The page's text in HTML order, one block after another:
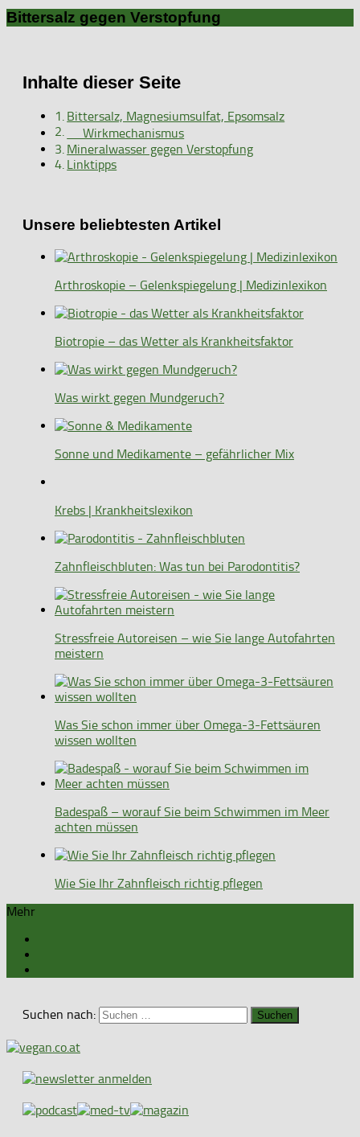
Bittersalz gegen Verstopfung
Inhalte dieser Seite
Bittersalz, Magnesiumsulfat, Epsomsalz
Wirkmechanismus
Mineralwasser gegen Verstopfung
Linktipps
Unsere beliebtesten Artikel
Arthroskopie – Gelenkspiegelung | Medizinlexikon
Biotropie – das Wetter als Krankheitsfaktor
Was wirkt gegen Mundgeruch?
Sonne und Medikamente – gefährlicher Mix
Krebs | Krankheitslexikon
Zahnfleischbluten: Was tun bei Parodontitis?
Stressfreie Autoreisen – wie Sie lange Autofahrten
meistern
Was Sie schon immer über Omega-3-Fettsäuren
wissen wollten
Badespaß – worauf Sie beim Schwimmen im Meer
achten müssen
Wie Sie Ihr Zahnfleisch richtig pflegen
Mehr
Suchen nach: